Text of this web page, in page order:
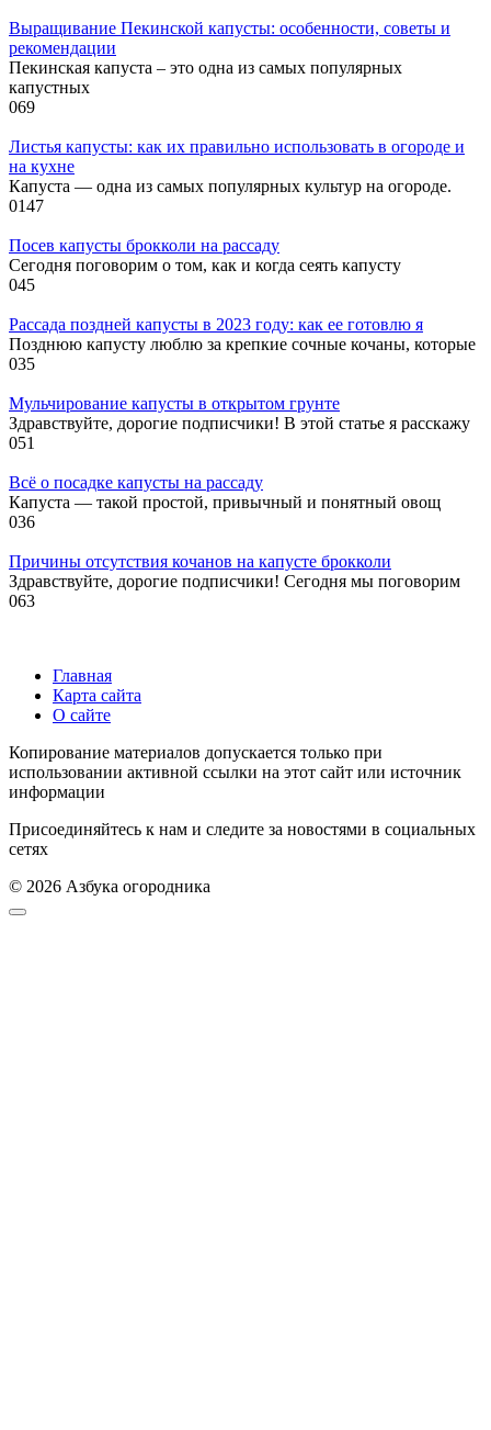
Выращивание Пекинской капусты: особенности, советы и
рекомендации
Пекинская капуста – это одна из самых популярных
капустных
069
Листья капусты: как их правильно использовать в огороде и
на кухне
Капуста — одна из самых популярных культур на огороде.
0147
Посев капусты брокколи на рассаду
Сегодня поговорим о том, как и когда сеять капусту
045
Рассада поздней капусты в 2023 году: как ее готовлю я
Позднюю капусту люблю за крепкие сочные кочаны, которые
035
Мульчирование капусты в открытом грунте
Здравствуйте, дорогие подписчики! В этой статье я расскажу
051
Всё о посадке капусты на рассаду
Капуста — такой простой, привычный и понятный овощ
036
Причины отсутствия кочанов на капусте брокколи
Здравствуйте, дорогие подписчики! Сегодня мы поговорим
063
Главная
Карта сайта
О сайте
Копирование материалов допускается только при
использовании активной ссылки на этот сайт или источник
информации
Присоединяйтесь к нам и следите за новостями в социальных
сетях
© 2026 Азбука огородника